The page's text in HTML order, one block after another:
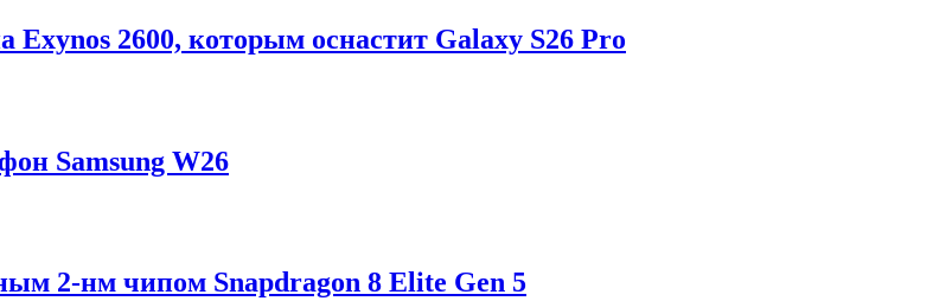
Exynos 2600, которым оснастит Galaxy S26 Pro
Samsung W26
2-нм чипом Snapdragon 8 Elite Gen 5